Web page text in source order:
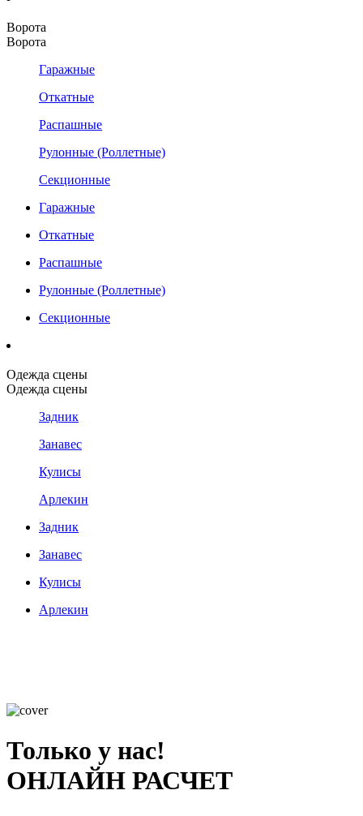
Ворота
Ворота
Гаражные
Откатные
Распашные
Рулонные (Роллетные)
Секционные
Гаражные
Откатные
Распашные
Рулонные (Роллетные)
Секционные
Одежда сцены
Одежда сцены
Задник
Занавес
Кулисы
Арлекин
Задник
Занавес
Кулисы
Арлекин
Только у нас!
ОНЛАЙН РАСЧЕТ